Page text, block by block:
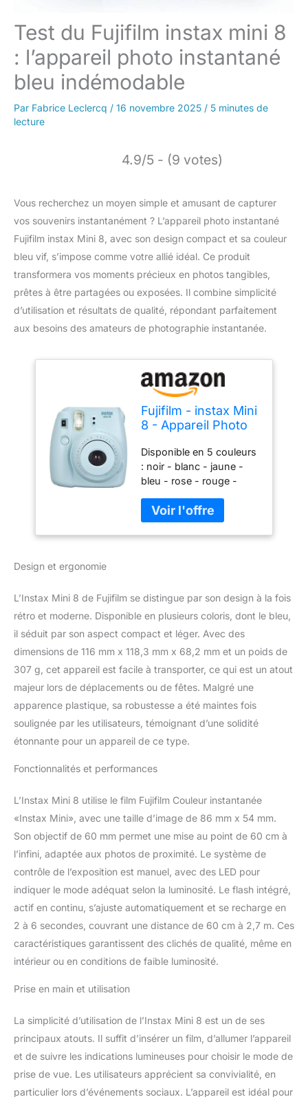
Test du Fujifilm instax mini 8
: l’appareil photo instantané
bleu indémodable
Par Fabrice Leclercq / 16 novembre 2025 / 5 minutes de
lecture
4.9/5 - (9 votes)
Vous recherchez un moyen simple et amusant de capturer
vos souvenirs instantanément ? L’appareil photo instantané
Fujifilm instax Mini 8, avec son design compact et sa couleur
bleu vif, s’impose comme votre allié idéal. Ce produit
transformera vos moments précieux en photos tangibles,
prêtes à être partagées ou exposées. Il combine simplicité
d’utilisation et résultats de qualité, répondant parfaitement
aux besoins des amateurs de photographie instantanée.
Fujifilm - instax Mini
8 - Appareil Photo
Disponible en 5 couleurs
: noir - blanc - jaune -
bleu - rose - rouge -
compacte et agréable
Utilisation simple pour de
la photo instantanée
Design et ergonomie
L’Instax Mini 8 de Fujifilm se distingue par son design à la fois
rétro et moderne. Disponible en plusieurs coloris, dont le bleu,
il séduit par son aspect compact et léger. Avec des
dimensions de 116 mm x 118,3 mm x 68,2 mm et un poids de
307 g, cet appareil est facile à transporter, ce qui est un atout
majeur lors de déplacements ou de fêtes. Malgré une
apparence plastique, sa robustesse a été maintes fois
soulignée par les utilisateurs, témoignant d’une solidité
étonnante pour un appareil de ce type.
Fonctionnalités et performances
L’Instax Mini 8 utilise le film Fujifilm Couleur instantanée
«Instax Mini», avec une taille d’image de 86 mm x 54 mm.
Son objectif de 60 mm permet une mise au point de 60 cm à
l’infini, adaptée aux photos de proximité. Le système de
contrôle de l’exposition est manuel, avec des LED pour
indiquer le mode adéquat selon la luminosité. Le flash intégré,
actif en continu, s’ajuste automatiquement et se recharge en
2 à 6 secondes, couvrant une distance de 60 cm à 2,7 m. Ces
caractéristiques garantissent des clichés de qualité, même en
intérieur ou en conditions de faible luminosité.
Prise en main et utilisation
La simplicité d’utilisation de l’Instax Mini 8 est un de ses
principaux atouts. Il suffit d’insérer un film, d’allumer l’appareil
et de suivre les indications lumineuses pour choisir le mode de
prise de vue. Les utilisateurs apprécient sa convivialité, en
particulier lors d’événements sociaux. L’appareil est idéal pour